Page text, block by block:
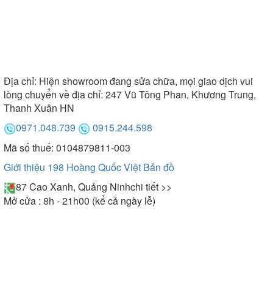
Địa chỉ: Hiện showroom đang sửa chữa, mọi giao dịch vui
lòng chuyển về địa chỉ: 247 Vũ Tông Phan, Khương Trung,
Thanh Xuân HN
0971.048.739
0915.244.598
Mã số thuế: 0104879811-003
Giới thiệu 198 Hoàng Quốc Việt Bản đồ
87 Cao Xanh, Quảng Ninhchi tiết >>
Mở cửa : 8h - 21h00 (kể cả ngày lễ)